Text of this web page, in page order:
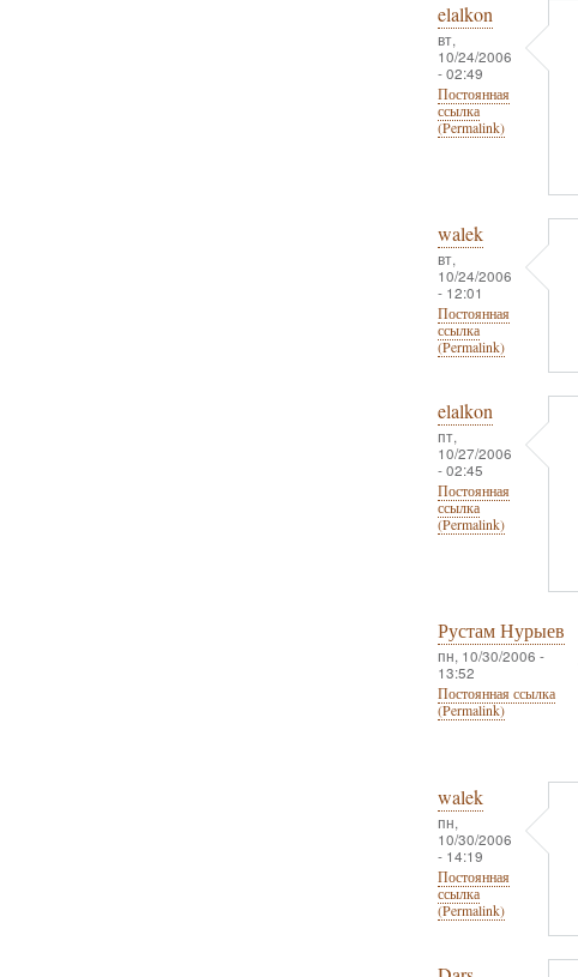
elalkon
вт,
10/24/2006
- 02:49
Постоянная
ссылка
(Permalink)
walek
вт,
10/24/2006
- 12:01
Постоянная
ссылка
(Permalink)
elalkon
пт,
10/27/2006
- 02:45
Постоянная
ссылка
(Permalink)
Рустам Нурыев
пн, 10/30/2006 -
13:52
Постоянная ссылка
(Permalink)
walek
пн,
10/30/2006
- 14:19
Постоянная
ссылка
(Permalink)